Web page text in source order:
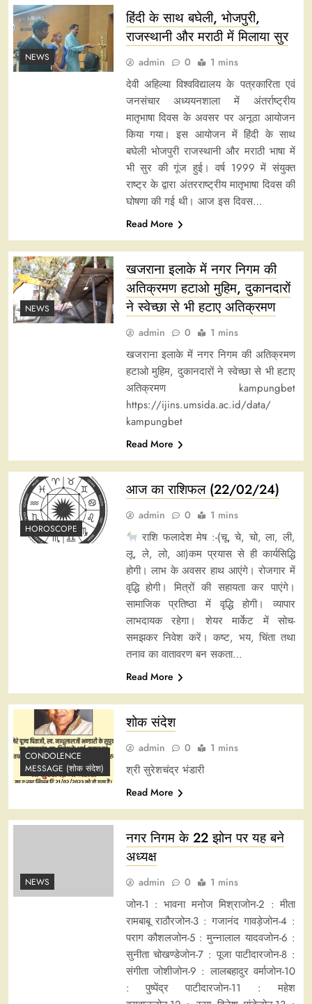
NEWS
हिंदी के साथ बघेली, भोजपुरी,
राजस्थानी और मराठी में मिलाया सुर
admin 0 1 mins
देवी अहिल्या विश्वविद्यालय के पत्रकारिता एवं
जनसंचार अध्ययनशाला में अंतर्राष्ट्रीय
मातृभाषा दिवस के अवसर पर अनूठा आयोजन
किया गया। इस आयोजन में हिंदी के साथ
बघेली भोजपुरी राजस्थानी और मराठी भाषा में
भी सुर की गूंज हुई। वर्ष 1999 में संयुक्त
राष्ट्र के द्वारा अंतरराष्ट्रीय मातृभाषा दिवस की
घोषणा की गई थी। आज इस दिवस…
Read More
NEWS
खजराना इलाके में नगर निगम की
अतिक्रमण हटाओ मुहिम, दुकानदारों
ने स्वेच्छा से भी हटाए अतिक्रमण
admin 0 1 mins
खजराना इलाके में नगर निगम की अतिक्रमण
हटाओ मुहिम, दुकानदारों ने स्वेच्छा से भी हटाए
अतिक्रमण kampungbet
https://ijins.umsida.ac.id/data/
kampungbet
Read More
HOROSCOPE
आज का राशिफल (22/02/24)
admin 0 1 mins
राशि फलादेश मेष :-(चू, चे, चो, ला, ली,
लू, ले, लो, आ)कम प्रयास से ही कार्यसिद्धि
होगी। लाभ के अवसर हाथ आएंगे। रोजगार में
वृद्धि होगी। मित्रों की सहायता कर पाएंगे।
सामाजिक प्रतिष्ठा में वृद्धि होगी। व्यापार
लाभदायक रहेगा। शेयर मार्केट में सोच-
समझकर निवेश करें। कष्ट, भय, चिंता तथा
तनाव का वातावरण बन सकता…
Read More
CONDOLENCE
MESSAGE (शोक संदेश)
शोक संदेश
admin 0 1 mins
श्री सुरेशचंद्र भंडारी
Read More
NEWS
नगर निगम के 22 झोन पर यह बने
अध्यक्ष
admin 0 1 mins
जोन-1 : भावना मनोज मिश्राजोन-2 : मीता
रामबाबू राठौरजोन-3 : गजानंद गावड़ेजोन-4 :
पराग कौशलजोन-5 : मुन्नालाल यादवजोन-6 :
सुनीता चोखण्डेजोन-7 : पूजा पाटीदारजोन-8 :
संगीता जोशीजोन-9 : लालबहादुर वर्माजोन-10
: पुष्पेंद्र पाटीदारजोन-11 : महेश